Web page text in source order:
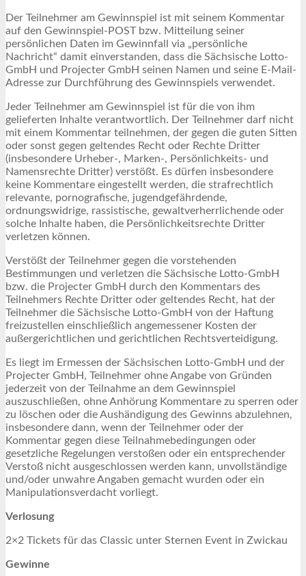
Der Teilnehmer am Gewinnspiel ist mit seinem Kommentar
auf den Gewinnspiel-POST bzw. Mitteilung seiner
persönlichen Daten im Gewinnfall via „persönliche
Nachricht“ damit einverstanden, dass die Sächsische Lotto-
GmbH und Projecter GmbH seinen Namen und seine E-Mail-
Adresse zur Durchführung des Gewinnspiels verwendet.
Jeder Teilnehmer am Gewinnspiel ist für die von ihm
gelieferten Inhalte verantwortlich. Der Teilnehmer darf nicht
mit einem Kommentar teilnehmen, der gegen die guten Sitten
oder sonst gegen geltendes Recht oder Rechte Dritter
(insbesondere Urheber-, Marken-, Persönlichkeits- und
Namensrechte Dritter) verstößt. Es dürfen insbesondere
keine Kommentare eingestellt werden, die strafrechtlich
relevante, pornografische, jugendgefährdende,
ordnungswidrige, rassistische, gewaltverherrlichende oder
solche Inhalte haben, die Persönlichkeitsrechte Dritter
verletzen können.
Verstößt der Teilnehmer gegen die vorstehenden
Bestimmungen und verletzen die Sächsische Lotto-GmbH
bzw. die Projecter GmbH durch den Kommentars des
Teilnehmers Rechte Dritter oder geltendes Recht, hat der
Teilnehmer die Sächsische Lotto-GmbH von der Haftung
freizustellen einschließlich angemessener Kosten der
außergerichtlichen und gerichtlichen Rechtsverteidigung.
Es liegt im Ermessen der Sächsischen Lotto-GmbH und der
Projecter GmbH, Teilnehmer ohne Angabe von Gründen
jederzeit von der Teilnahme an dem Gewinnspiel
auszuschließen, ohne Anhörung Kommentare zu sperren oder
zu löschen oder die Aushändigung des Gewinns abzulehnen,
insbesondere dann, wenn der Teilnehmer oder der
Kommentar gegen diese Teilnahmebedingungen oder
gesetzliche Regelungen verstoßen oder ein entsprechender
Verstoß nicht ausgeschlossen werden kann, unvollständige
und/oder unwahre Angaben gemacht wurden oder ein
Manipulationsverdacht vorliegt.
Verlosung
2×2 Tickets für das Classic unter Sternen Event in Zwickau
Gewinne